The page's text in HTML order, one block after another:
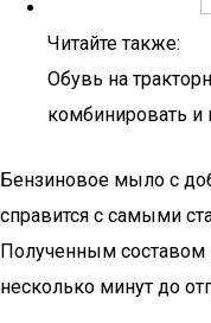
Читайте также:
Обувь на
комбинировать и
Бензиновое мыло с
справится с самыми
Полученным составом
несколько минут до